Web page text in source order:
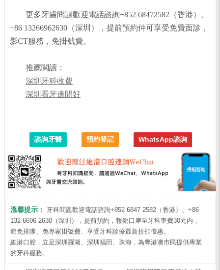
更多牙齒問題歡迎電話諮詢+852 68472582（香港）、
+86 13266962630（深圳），提前預約仲可享受免費面診，
影CT服務，免掛號費。
推薦閲讀：
深圳牙科收費
深圳看牙邊間好
諮詢牙醫 預約登記 WhatsApp諮詢
溫馨提示：
牙科問題歡迎電話諮詢+852 6847 2582（香港）、+86
132 6696 2630（深圳），提前預約，報銷口岸至牙科車費30元内，
避免排隊、免專家掛號費、享受牙科診療最新折扣優惠。
維港口腔，立足深圳羅湖、深圳福田、珠海，為粵港澳市民提供專業
的牙科服務。